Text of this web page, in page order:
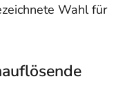
Wahl für